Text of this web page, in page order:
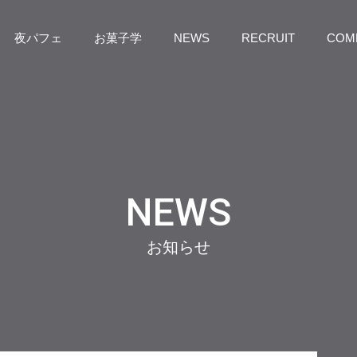
夜パフェ お菓子学 NEWS RECRUIT
NEWS
お知らせ